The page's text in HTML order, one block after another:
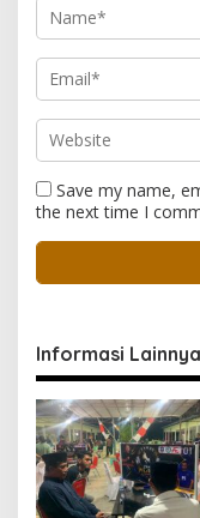
Save my name,
the next time I
Informasi Lainnya